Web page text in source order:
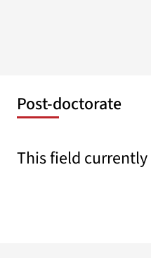
Post-doctorate
This field